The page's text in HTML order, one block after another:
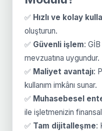
✅ Hızlı ve kolay
oluşturun.
✅ Güvenli işlem:
mevzuatına uygundur.
✅ Maliyet avantajı:
kullanım imkânı sunar.
✅ Muhasebesel
ile işletmenizin
✅ Tam dijitalleşme: